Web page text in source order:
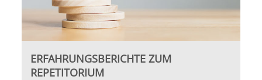
ERFAHRUNGSBERICHTE ZUM
REPETITORIUM